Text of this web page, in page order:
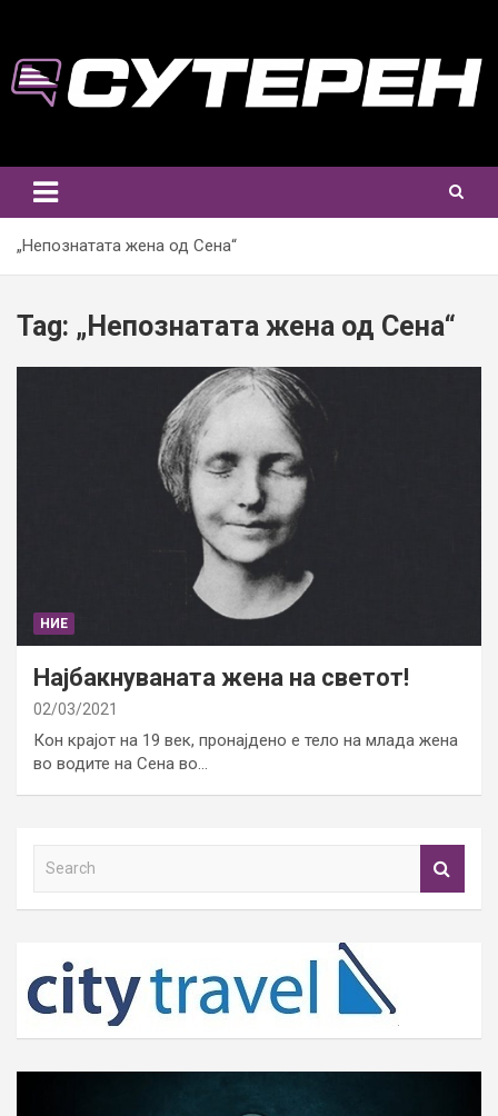
content
„Непознатата жена од Сена“
Tag: „Непознатата жена од Сена“
НИЕ
Најбакнуваната жена на светот!
02/03/2021
Кон крајот на 19 век, пронајдено е тело на млада жена
во водите на Сена во…
h